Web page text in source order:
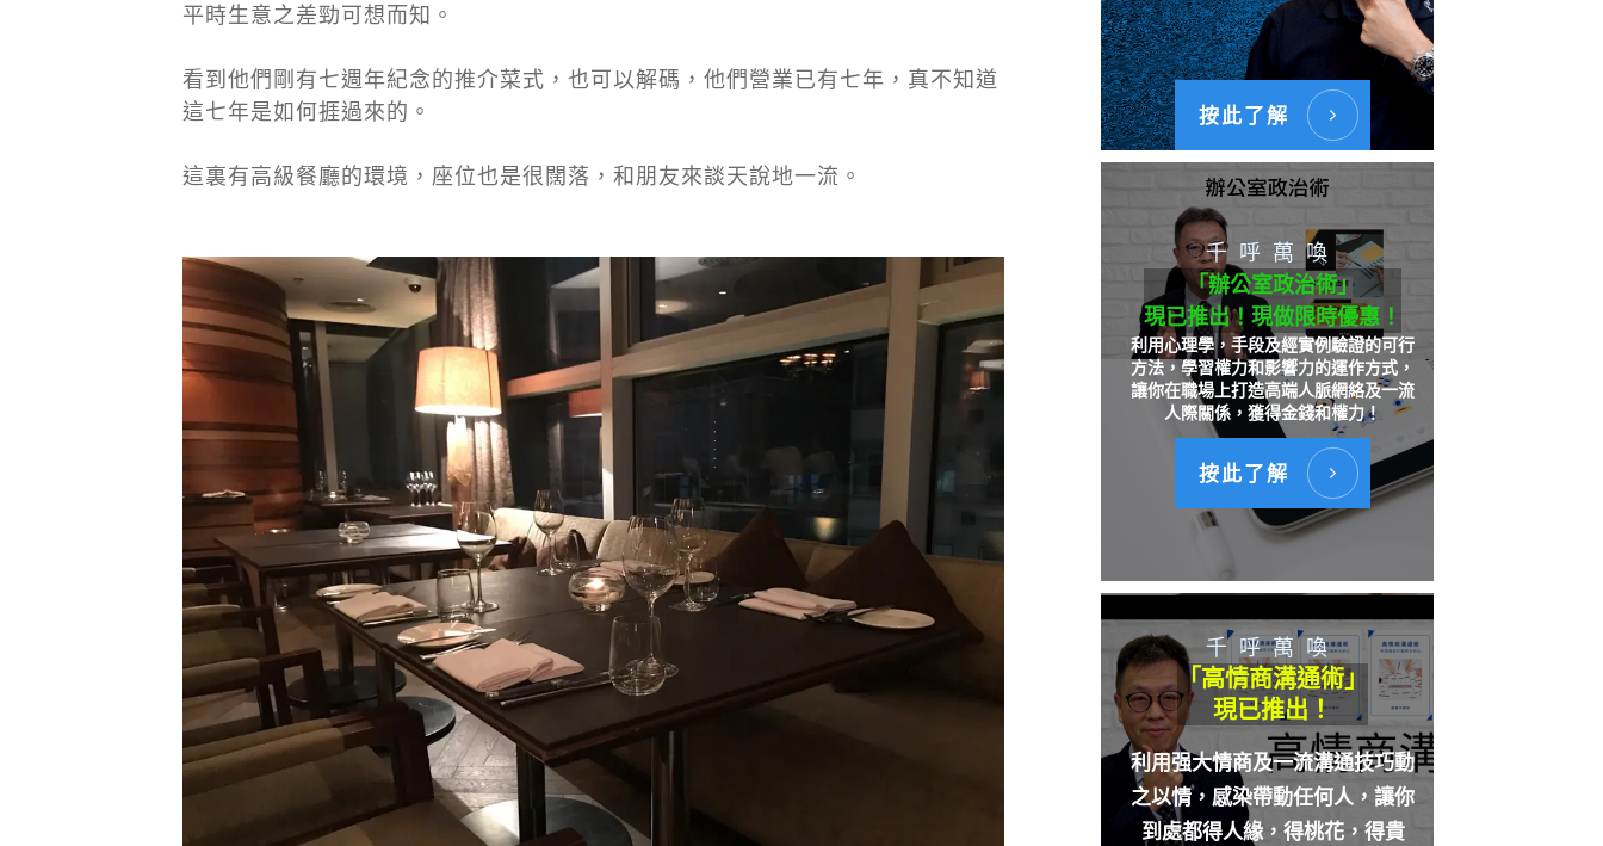
平時生意之差勁可想而知。
看到他們剛有七週年紀念的推介菜式，也可以解碼，他們營業已有七年，真不知道
這七年是如何捱過來的。
這裏有高級餐廳的環境，座位也是很闊落，和朋友來談天說地一流。
按此了解
千呼萬喚
「辦公室政治術」
現已推出！現做限時優惠！
利用心理學，手段及經實例驗證的可行
方法，學習權力和影響力的運作方式，
讓你在職場上打造高端人脈網絡及一流
人際關係，獲得金錢和權力！
按此了解
千呼萬喚
「高情商溝通術」
現已推出！
利用强大情商及一流溝通技巧動
之以情，感染帶動任何人，讓你
到處都得人緣，得桃花，得貴